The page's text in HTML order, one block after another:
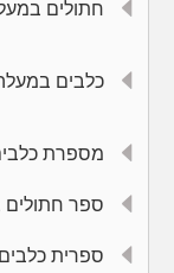
חתולים
כלבים
מספרת
ספר חתולים
ספרית כלבים